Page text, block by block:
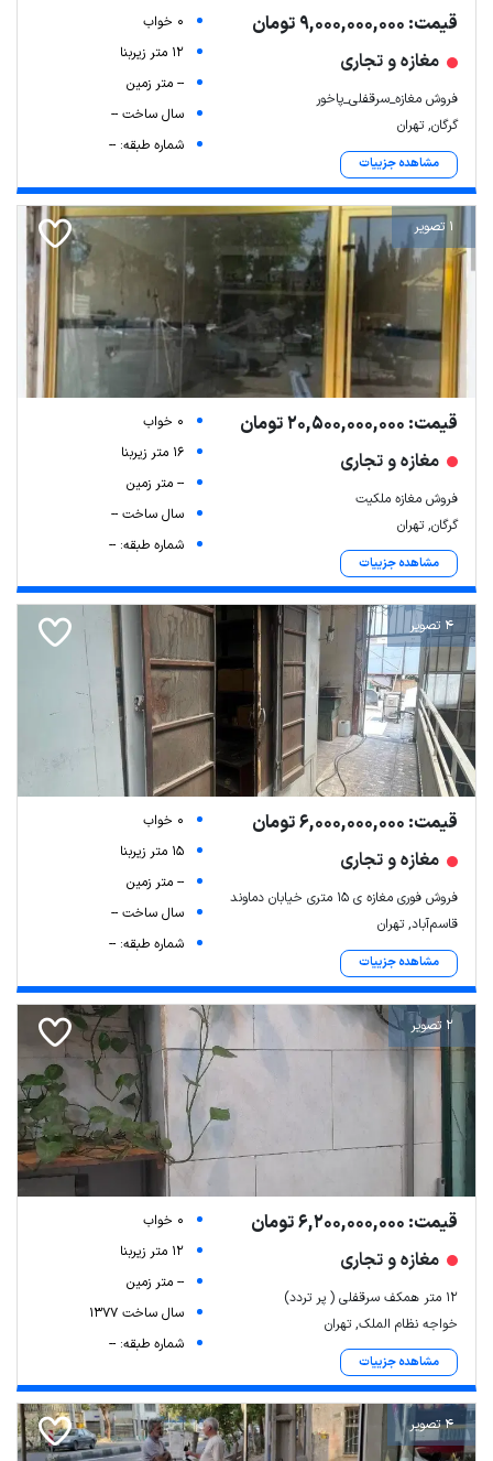
Leaflet| Map data ©ariamarz.com
قیمت: 9,000,000,000 تومان
مغازه و تجاری
فروش مغازه_سرقفلی_پاخور
گرگان, تهران
مشاهده جزییات
0 خواب
12 متر زیربنا
-- متر زمین
سال ساخت --
شماره طبقه: --
1 تصویر
قیمت: 20,500,000,000 تومان
مغازه و تجاری
فروش مغازه ملکیت
گرگان, تهران
مشاهده جزییات
0 خواب
16 متر زیربنا
-- متر زمین
سال ساخت --
شماره طبقه: --
4 تصویر
قیمت: 6,000,000,000 تومان
مغازه و تجاری
فروش فوری مغازه ی ۱۵ متری خیابان دماوند
قاسم‌آباد, تهران
مشاهده جزییات
0 خواب
15 متر زیربنا
-- متر زمین
سال ساخت --
شماره طبقه: --
2 تصویر
قیمت: 6,200,000,000 تومان
مغازه و تجاری
۱۲ متر همکف سرقفلی ( پر تردد)
خواجه نظام الملک, تهران
مشاهده جزییات
0 خواب
12 متر زیربنا
-- متر زمین
سال ساخت 1377
شماره طبقه: --
4 تصویر